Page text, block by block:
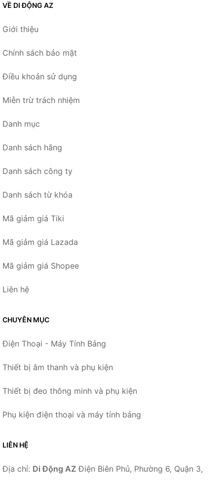
VỀ DI ĐỘNG AZ
Giới thiệu
Chính sách bảo mật
Điều khoản sử dụng
Miễn trừ trách nhiệm
Danh mục
Danh sách hãng
Danh sách công ty
Danh sách từ khóa
Mã giảm giá Tiki
Mã giảm giá Lazada
Mã giảm giá Shopee
Liên hệ
CHUYÊN MỤC
Điện Thoại - Máy Tính Bảng
Thiết bị âm thanh và phụ kiện
Thiết bị đeo thông minh và phụ kiện
Phụ kiện điện thoại và máy tính bảng
LIÊN HỆ
Địa chỉ: Di Động AZ Điện Biên Phủ, Phường 6, Quận 3,